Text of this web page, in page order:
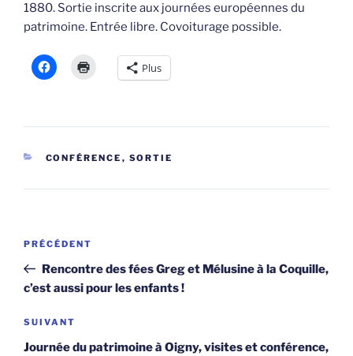
1880. Sortie inscrite aux journées européennes du
patrimoine. Entrée libre. Covoiturage possible.
Plus
CATÉGORIES
CONFÉRENCE , SORTIE
Navigation
l’article
Article
précédent
PRÉCÉDENT
Rencontre des fées Greg et Mélusine à la Coquille,
c’est aussi pour les enfants !
Article
suivant
SUIVANT
Journée du patrimoine à Oigny, visites et conférence,